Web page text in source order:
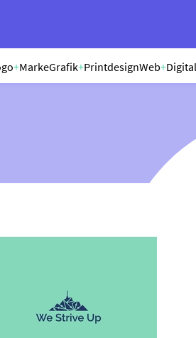
+MarkeGrafik+PrintdesignWeb+